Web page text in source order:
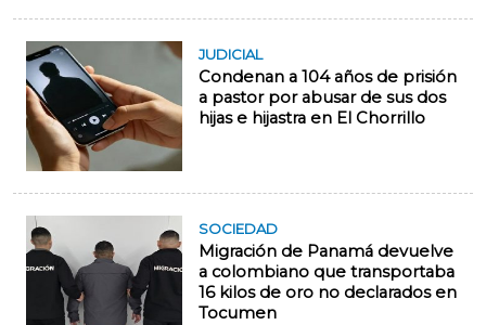
JUDICIAL
Condenan a 104 años de prisión
a pastor por abusar de sus dos
hijas e hijastra en El Chorrillo
SOCIEDAD
Migración de Panamá devuelve
a colombiano que transportaba
16 kilos de oro no declarados en
Tocumen